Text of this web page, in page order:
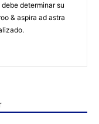
determinar su
& aspira ad astra